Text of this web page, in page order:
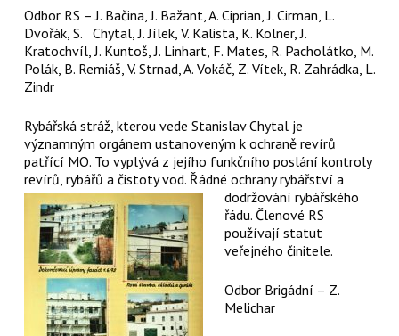
Odbor RS – J. Bačina, J. Bažant, A. Ciprian, J. Cirman, L.
Dvořák, S. Chytal, J. Jílek, V. Kalista, K. Kolner, J.
Kratochvíl, J. Kuntoš, J. Linhart, F. Mates, R. Pacholátko, M.
Polák, B. Remiáš, V. Strnad, A. Vokáč, Z. Vítek, R. Zahrádka, L.
Zindr
Rybářská stráž, kterou vede Stanislav Chytal je
významným orgánem ustanoveným k ochraně revírů
patřící MO. To vyplývá z jejího funkčního poslání kontroly
revírů, rybářů a čistoty vod. Řádné ochrany rybářství a
dodržování rybářského
řádu. Členové RS
používají statut
veřejného činitele.
Odbor Brigádní – Z.
Melichar